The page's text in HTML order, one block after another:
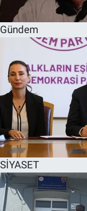
Gündem
SİYASET